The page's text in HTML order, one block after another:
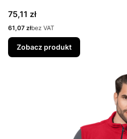
Cena
75,11 zł
Cena
61,07 złbez VAT
Zobacz produkt